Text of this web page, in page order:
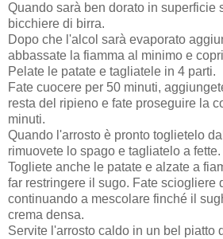
Quando sarà ben dorato in superficie
bicchiere di birra.
Dopo che l'alcol sarà evaporato
abbassate la fiamma al minimo e
Pelate le patate e tagliatele in 4 parti.
Fate cuocere per 50 minuti,
resta del ripieno e fate proseguire la
minuti.
Quando l'arrosto è pronto toglietelo
rimuovete lo spago e tagliatelo a fette.
Togliete anche le patate e alzate a
far restringere il sugo. Fate sciogliere
continuando a mescolare finché il
crema densa.
Servite l'arrosto caldo in un bel piatto